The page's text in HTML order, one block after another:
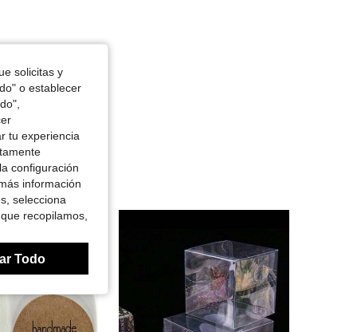
4.94
solicitas y
o establecer
tu experiencia
configuración
información
selecciona
recopilamos,
Todo